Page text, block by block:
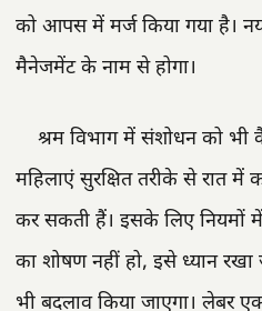
को आपस में मर्ज किया गया है।
मैनेजमेंट के नाम से होगा।
श्रम विभाग में संशोधन को भी
महिलाएं सुरक्षित तरीके से रात
कर सकती हैं। इसके लिए नियमों
का शोषण नहीं हो, इसे ध्यान रखा
भी बदलाव किया जाएगा। लेबर